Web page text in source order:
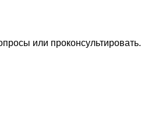
или проконсультировать.